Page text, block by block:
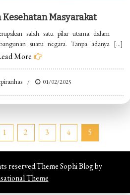
Masyarakat
salah satu pilar utama dalam
suatu negara. Tanpa adanya […]
More
01/02/2025
1 2 3 4 5
reserved.Theme Sophi Blog by
Theme